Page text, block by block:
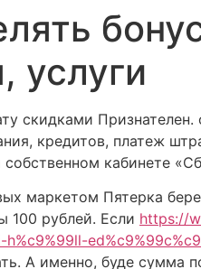
услуги
скидками
кредитов, платеж
кабинете
маркетом Пятерка
100 рублей. Если https://
А именно, буде сумма